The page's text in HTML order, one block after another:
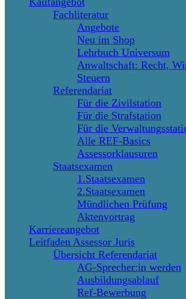
Fachliteratur
Angebote
Neu im Shop
Lehrbuch Universum
Anwaltschaft: Recht,
Steuern
Referendariat
Für die Zivilstation
Für die Strafstation
Für die
Alle REF-Basics
Assessorklausuren
Staatsexamen
1.Staatsexamen
2.Staatsexamen
Mündlichen Prüfung
Aktenvortrag
Karriereangebot
Leitfaden Assessor Juris
Übersicht Referendariat
AG-Sprecher:in werden
Ausbildungsablauf
Ref-Bewerbung